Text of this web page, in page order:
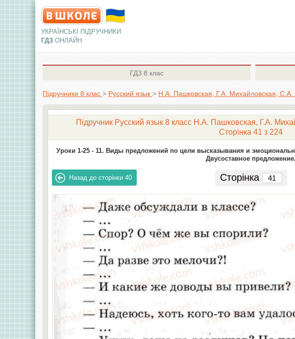
УКРАЇНСЬКІ ПІДРУЧНИКИ
ГДЗ ОНЛАЙН
ГДЗ 8 клас
Підручники 8 клас > Русский язык > Н.А. Пашковская, Г.А. Михайловская, С.А.
Підручник Русский язык 8 класc Н.А. Пашковская, Г.А.
Сторінка 41 з 224
Уроки 1-25 - 11. Виды предложений по цели высказывания и
Двусоставное предложение.
Назад до сторінки 40 Сторінка